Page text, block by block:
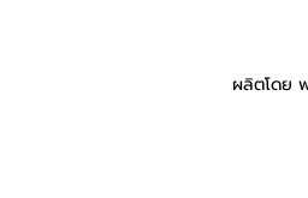
ผลิตโดย